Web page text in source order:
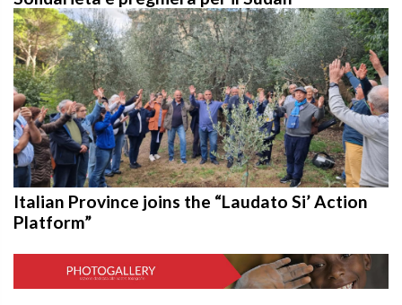
Italian Province joins the “Laudato Si’ Action
Platform”